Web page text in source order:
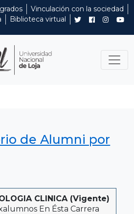
Vinculación con la sociedad
Biblioteca virtual
de Alumni por
CLINICA (Vigente)
En Ésta Carrera